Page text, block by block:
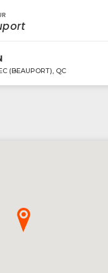
/
(BEAUPORT), QC